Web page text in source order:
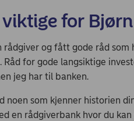
for Bjørn
rådgiver og fått gode råd
for gode langsiktige
jeg har til banken.
noen som kjenner historien
en rådgiverbank hvor du